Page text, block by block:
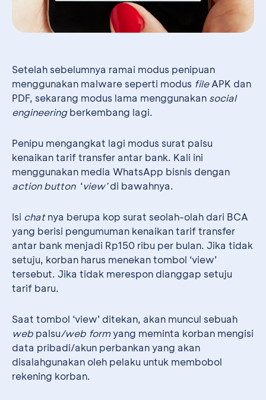
Setelah sebelumnya ramai modus penipuan
menggunakan malware seperti modus fileAPK dan
PDF, sekarang modus lama menggunakan social
engineeringberkembang lagi.
Penipu mengangkat lagi modus surat palsu
kenaikan tarif transfer antar bank. Kali ini
menggunakan media WhatsApp bisnis dengan
action button‘view’di bawahnya.
Isi chatnya berupa kop surat seolah-olah dari BCA
yang berisi pengumuman kenaikan tarif transfer
antar bank menjadi Rp150 ribu per bulan. Jika tidak
setuju, korban harus menekan tombol ‘view’
tersebut. Jika tidak merespon dianggap setuju
tarif baru.
Saat tombol ‘view’ ditekan, akan muncul sebuah
web palsu/web formyang meminta korban mengisi
data pribadi/akun perbankan yang akan
disalahgunakan oleh pelaku untuk membobol
rekening korban.